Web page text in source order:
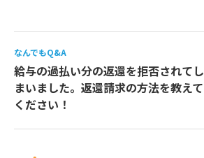
なんでもQ&A
給与の過払い分の返還を拒否されてし
まいました。返還請求の方法を教えて
ください！